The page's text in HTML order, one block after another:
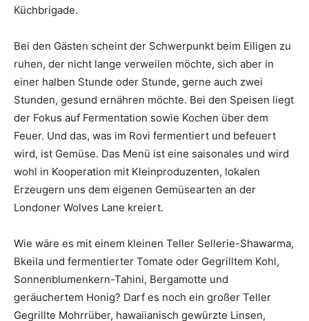
Küchbrigade.
Bei den Gästen scheint der Schwerpunkt beim Eiligen zu
ruhen, der nicht lange verweilen möchte, sich aber in
einer halben Stunde oder Stunde, gerne auch zwei
Stunden, gesund ernähren möchte. Bei den Speisen liegt
der Fokus auf Fermentation sowie Kochen über dem
Feuer. Und das, was im Rovi fermentiert und befeuert
wird, ist Gemüse. Das Menü ist eine saisonales und wird
wohl in Kooperation mit Kleinproduzenten, lokalen
Erzeugern uns dem eigenen Gemüsearten an der
Londoner Wolves Lane kreiert.
Wie wäre es mit einem kleinen Teller Sellerie-Shawarma,
Bkeila und fermentierter Tomate oder Gegrilltem Kohl,
Sonnenblumenkern-Tahini, Bergamotte und
geräuchertem Honig? Darf es noch ein großer Teller
Gegrillte Mohrrüber, hawaiianisch gewürzte Linsen,